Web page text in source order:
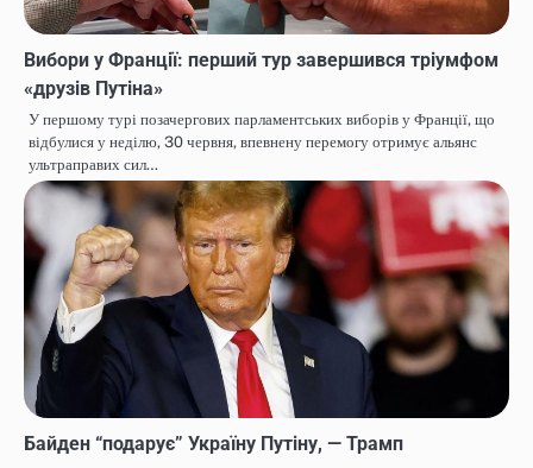
Вибори у Франції: перший тур завершився тріумфом
«друзів Путіна»
У першому турі позачергових парламентських виборів у Франції, що
відбулися у неділю, 30 червня, впевнену перемогу отримує альянс
ультраправих сил…
Байден “подарує” Україну Путіну, — Трамп